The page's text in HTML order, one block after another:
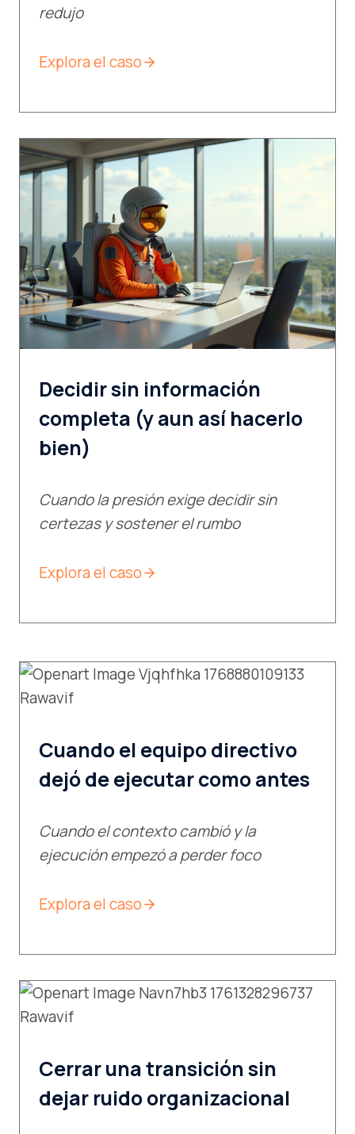
redujo
Explora el caso
Decidir sin información
completa (y aun así hacerlo
bien)
Cuando la presión exige decidir sin
certezas y sostener el rumbo
Explora el caso
Cuando el equipo directivo
dejó de ejecutar como antes
Cuando el contexto cambió y la
ejecución empezó a perder foco
Explora el caso
Cerrar una transición sin
dejar ruido organizacional